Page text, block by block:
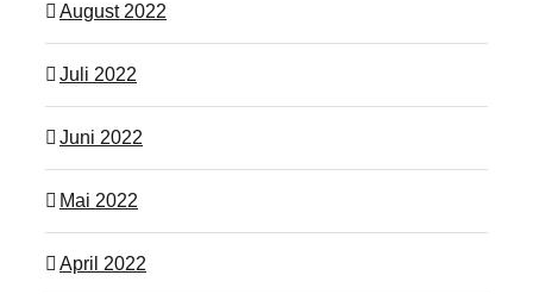
August 2022
Juli 2022
Juni 2022
Mai 2022
April 2022